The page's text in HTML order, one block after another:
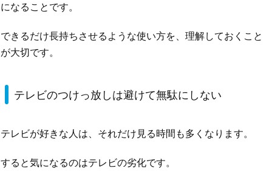
になることです。
できるだけ長持ちさせるような使い方を、理解しておくこと
が大切です。
テレビのつけっ放しは避けて無駄にしない
テレビが好きな人は、それだけ見る時間も多くなります。
すると気になるのはテレビの劣化です。